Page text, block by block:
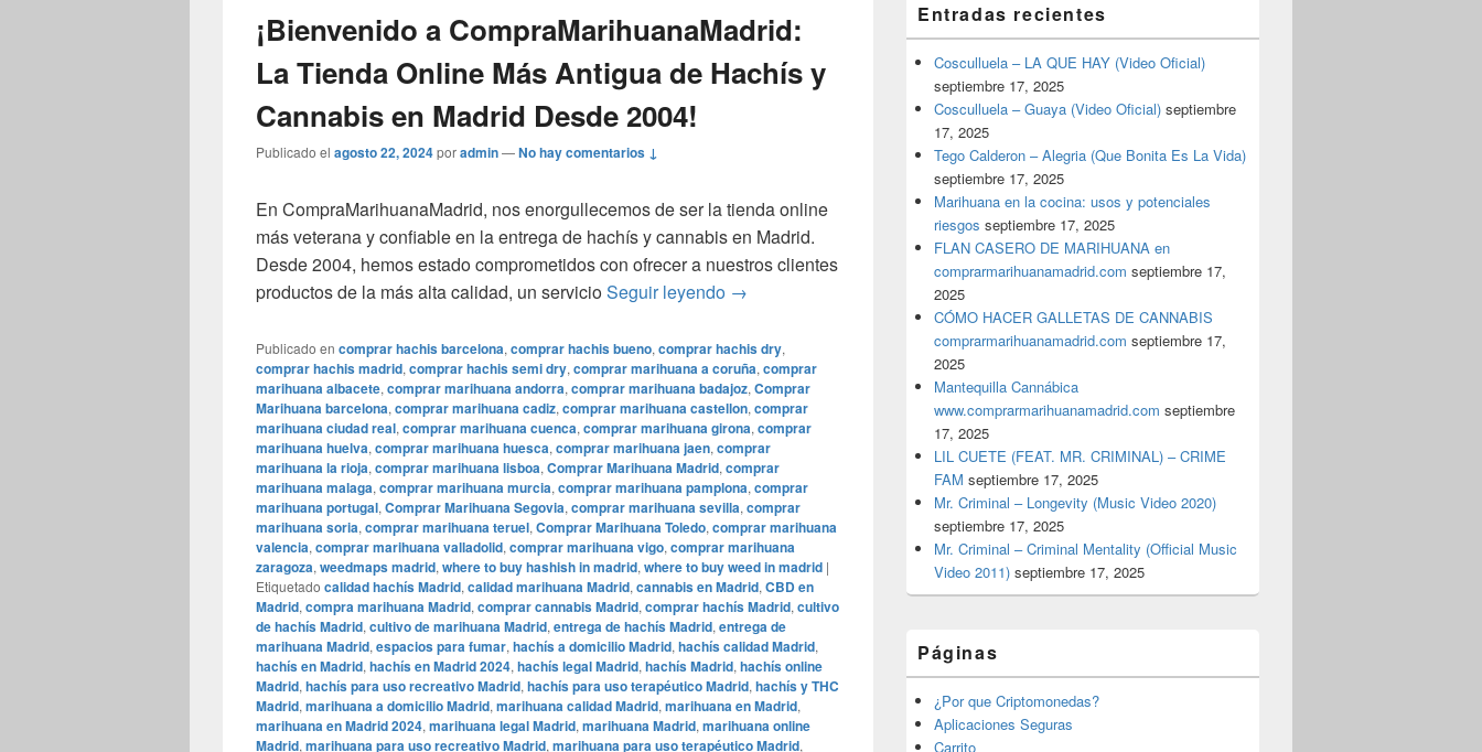
¡Bienvenido a CompraMarihuanaMadrid:
La Tienda Online Más Antigua de Hachís y
Cannabis en Madrid Desde 2004!
Publicado el agosto 22, 2024poradmin—No hay comentarios ↓
En CompraMarihuanaMadrid, nos enorgullecemos de ser la tienda online
más veterana y confiable en la entrega de hachís y cannabis en Madrid.
Desde 2004, hemos estado comprometidos con ofrecer a nuestros clientes
productos de la más alta calidad, un servicioSeguir leyendo ¡Bienvenido a CompraMarihuanaMadrid: La Tienda Online Más Antigua de Hachís y Cannabis
→
Publicado en comprar hachis barcelona, comprar hachis bueno, comprar hachis dry,
comprar hachis madrid, comprar hachis semi dry, comprar marihuana a coruña, comprar
marihuana albacete, comprar marihuana andorra, comprar marihuana badajoz, Comprar
Marihuana barcelona, comprar marihuana cadiz, comprar marihuana castellon, comprar
marihuana ciudad real, comprar marihuana cuenca, comprar marihuana girona, comprar
marihuana huelva, comprar marihuana huesca, comprar marihuana jaen, comprar
marihuana la rioja, comprar marihuana lisboa, Comprar Marihuana Madrid, comprar
marihuana malaga, comprar marihuana murcia, comprar marihuana pamplona, comprar
marihuana portugal, Comprar Marihuana Segovia, comprar marihuana sevilla, comprar
marihuana soria, comprar marihuana teruel, Comprar Marihuana Toledo, comprar marihuana
valencia, comprar marihuana valladolid, comprar marihuana vigo, comprar marihuana
zaragoza, weedmaps madrid, where to buy hashish in madrid, where to buy weed in madrid |
Etiquetado calidad hachís Madrid, calidad marihuana Madrid, cannabis en Madrid, CBD en
Madrid, compra marihuana Madrid, comprar cannabis Madrid, comprar hachís Madrid, cultivo
de hachís Madrid, cultivo de marihuana Madrid, entrega de hachís Madrid, entrega de
marihuana Madrid, espacios para fumar, hachís a domicilio Madrid, hachís calidad Madrid,
hachís en Madrid, hachís en Madrid 2024, hachís legal Madrid, hachís Madrid, hachís online
Madrid, hachís para uso recreativo Madrid, hachís para uso terapéutico Madrid, hachís y THC
Madrid, marihuana a domicilio Madrid, marihuana calidad Madrid, marihuana en Madrid,
marihuana en Madrid 2024, marihuana legal Madrid, marihuana Madrid, marihuana online
Madrid, marihuana para uso recreativo Madrid, marihuana para uso terapéutico Madrid,
Entradas recientes
Cosculluela – LA QUE HAY (Video Oficial)
septiembre 17, 2025
Cosculluela – Guaya (Video Oficial) septiembre
17, 2025
Tego Calderon – Alegria (Que Bonita Es La Vida)
septiembre 17, 2025
Marihuana en la cocina: usos y potenciales
riesgos septiembre 17, 2025
FLAN CASERO DE MARIHUANA en
comprarmarihuanamadrid.com septiembre 17,
2025
CÓMO HACER GALLETAS DE CANNABIS
comprarmarihuanamadrid.com septiembre 17,
2025
Mantequilla Cannábica
www.comprarmarihuanamadrid.com septiembre
17, 2025
LIL CUETE (FEAT. MR. CRIMINAL) – CRIME
FAM septiembre 17, 2025
Mr. Criminal – Longevity (Music Video 2020)
septiembre 17, 2025
Mr. Criminal – Criminal Mentality (Official Music
Video 2011) septiembre 17, 2025
Páginas
¿Por que Criptomonedas?
Aplicaciones Seguras
Carrito